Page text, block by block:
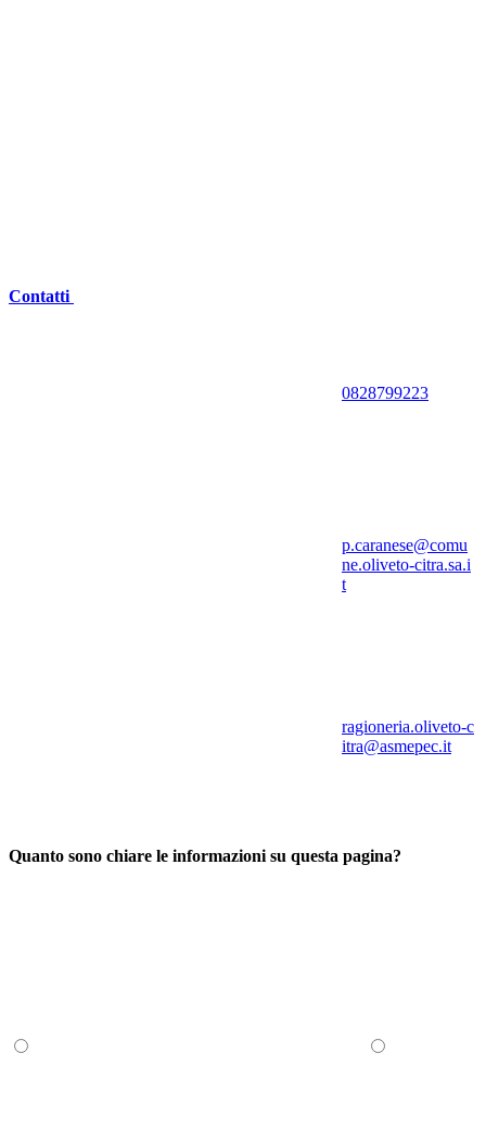
Contatti
0828799223
p.caranese@comu
ne.oliveto-citra.sa.i
t
ragioneria.oliveto-c
itra@asmepec.it
Quanto sono chiare le informazioni su questa pagina?